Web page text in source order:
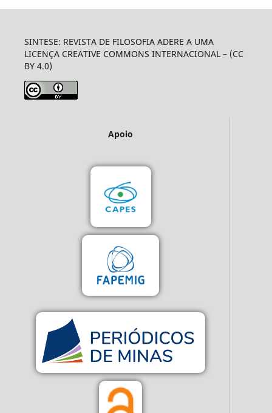
SINTESE: REVISTA DE FILOSOFIA ADERE A UMA
LICENÇA CREATIVE COMMONS INTERNACIONAL – (CC
BY 4.0)
Apoio